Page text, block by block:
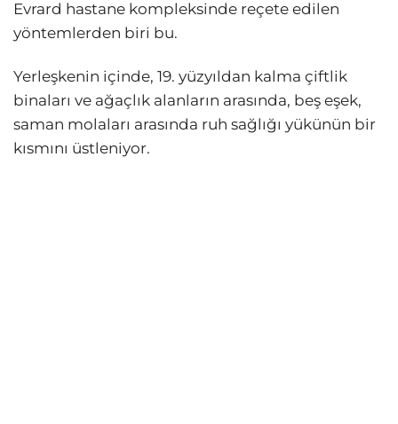
Evrard hastane kompleksinde reçete edilen
yöntemlerden biri bu.
Yerleşkenin içinde, 19. yüzyıldan kalma çiftlik
binaları ve ağaçlık alanların arasında, beş eşek,
saman molaları arasında ruh sağlığı yükünün bir
kısmını üstleniyor.